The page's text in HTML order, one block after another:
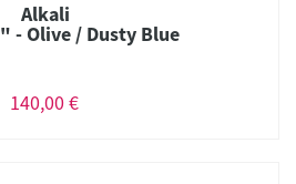
Alkali
- Olive / Dusty Blue
140,00 €